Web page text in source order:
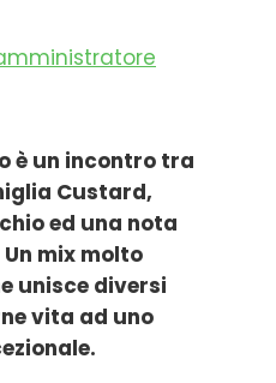
è un incontro tra
Custard,
ed una nota
mix molto
unisce diversi
vita ad uno